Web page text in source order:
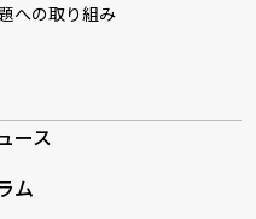
への取り組み
ース
ム